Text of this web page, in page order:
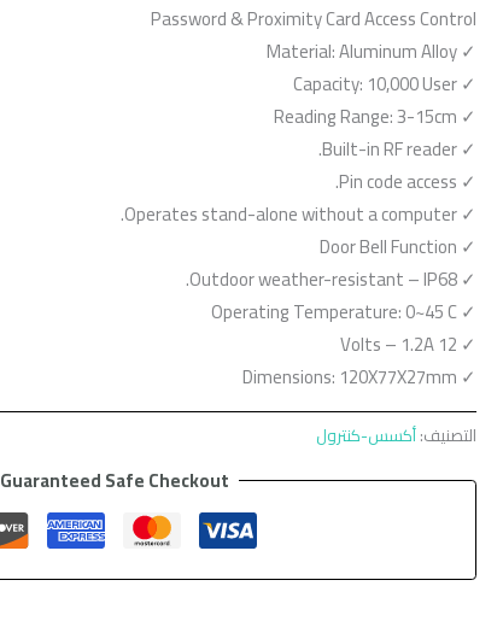
Password & Proximity Card Access Control
✓ Material: Aluminum Alloy
✓ Capacity: 10,000 User
✓ Reading Range: 3-15cm
✓ Built-in RF reader.
✓ Pin code access.
✓ Operates stand-alone without a computer.
✓ Door Bell Function
✓ Outdoor weather-resistant – IP68.
✓ Operating Temperature: 0~45 C
✓ 12 Volts – 1.2A
✓ Dimensions: 120X77X27mm
التصنيف:أكسس-كنترول
Guaranteed Safe Checkout